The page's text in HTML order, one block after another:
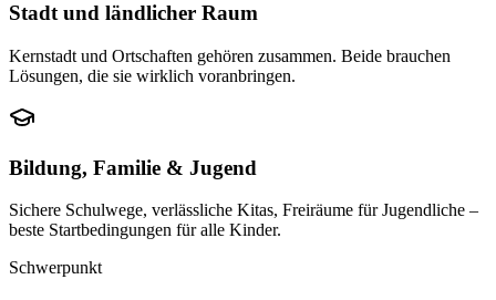
Stadt und ländlicher Raum
Kernstadt und Ortschaften gehören zusammen. Beide brauchen
Lösungen, die sie wirklich voranbringen.
Bildung, Familie & Jugend
Sichere Schulwege, verlässliche Kitas, Freiräume für Jugendliche –
beste Startbedingungen für alle Kinder.
Schwerpunkt